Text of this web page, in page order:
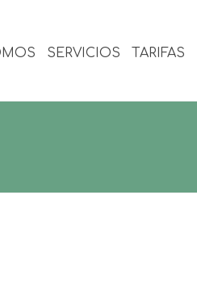
SERVICIOS TARIFAS